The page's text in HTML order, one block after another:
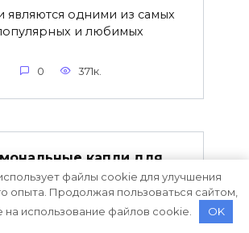
являются одними из самых
и любимых
0 371к.
капли для
— эффективное
для нормализации
баланса и
файлы cookie для улучшения
опыта. Продолжая пользоваться сайтом,
на использование файлов cookie.
OK